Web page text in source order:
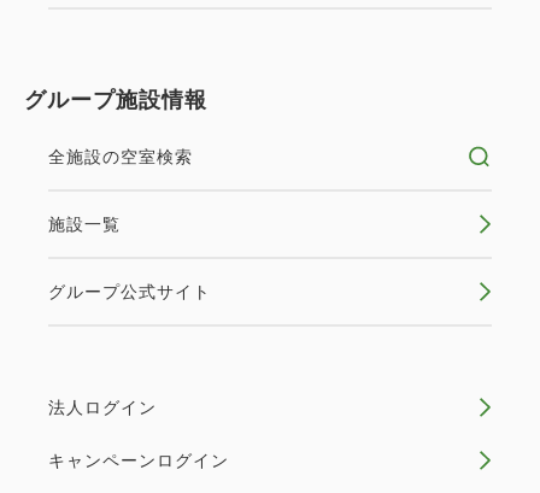
◇当館より徒歩3分！ニデック京都タワー展望室割引
券プレゼント！
ベント貸し切り時はご利用いただけません。
◇幼児の添い寝無料（小学生未満、ベッド1台・大人
◇全室禁煙
◇ホテルには専用駐車場・提携駐車場はございませ
グループ施設情報
全施設の空室検索
施設一覧
グループ公式サイト
法人ログイン
キャンペーンログイン